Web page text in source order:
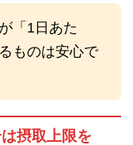
「1日あた
ものは安心で
摂取上限を